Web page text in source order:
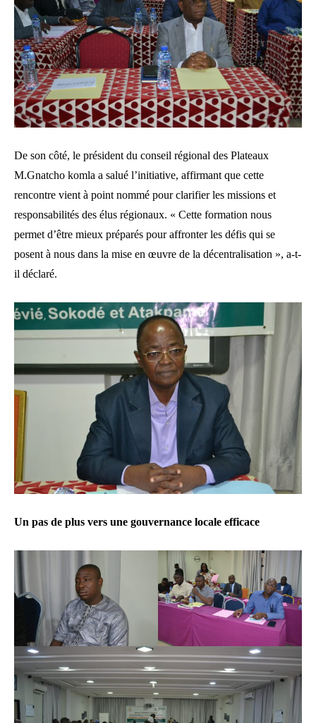
De son côté, le président du conseil régional des Plateaux
M.Gnatcho komla a salué l’initiative, affirmant que cette
rencontre vient à point nommé pour clarifier les missions et
responsabilités des élus régionaux. « Cette formation nous
permet d’être mieux préparés pour affronter les défis qui se
posent à nous dans la mise en œuvre de la décentralisation », a-t-
il déclaré.
Un pas de plus vers une gouvernance locale efficace